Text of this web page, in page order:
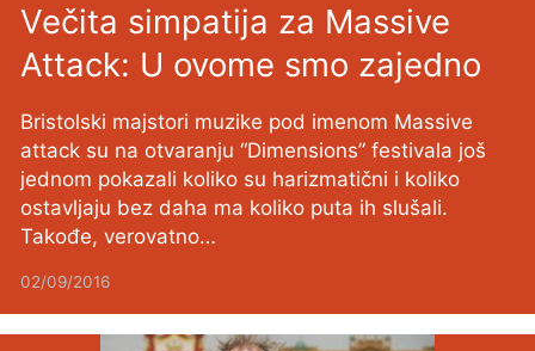
Večita simpatija za Massive
Attack: U ovome smo zajedno
Bristolski majstori muzike pod imenom Massive
attack su na otvaranju “Dimensions” festivala još
jednom pokazali koliko su harizmatični i koliko
ostavljaju bez daha ma koliko puta ih slušali.
Takođe, verovatno…
02/09/2016